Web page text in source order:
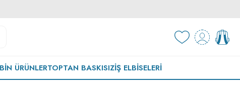
ÜRÜNLERTOPTAN BASKISIZİŞ ELBISELERI